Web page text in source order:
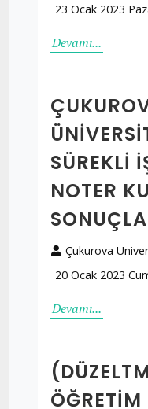
23 Ocak 2023
Devamı...
SÜREKLI
NOTER
Çukurova
20 Ocak 2023
Devamı...
ÖĞRETIM